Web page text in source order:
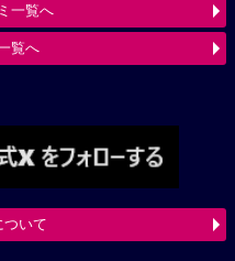
一覧へ
覧へ
ついて